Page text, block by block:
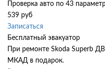
Проверка авто по 43
539 руб
Записаться
Бесплатный эвакуатор
При ремонте Skoda Superb
МКАД в подарок.